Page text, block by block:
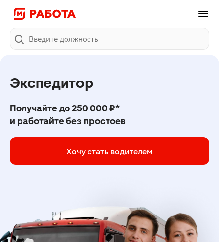
Экспедитор
Получайте до 250 000 ₽*
и работайте без простоев
Хочу стать водителем